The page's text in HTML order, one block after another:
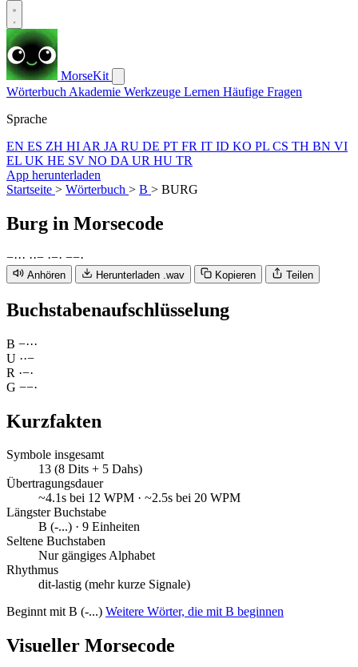
MorseKit
Wörterbuch Akademie Werkzeuge Lernen Häufige Fragen
Sprache
EN ES ZH HI AR JA RU DE PT FR IT ID KO PL CS TH BN VI
EL UK HE SV NO DA UR HU TR
App herunterladen
Startseite > Wörterbuch > B > BURG
Burg in Morsecode
−··· ··− ·−· −−·
Anhören Herunterladen .wav Kopieren Teilen
Buchstabenaufschlüsselung
B −···
U ··−
R ·−·
G −−·
Kurzfakten
Symbole insgesamt
13 (8 Dits + 5 Dahs)
Übertragungsdauer
~4.1s bei 12 WPM · ~2.5s bei 20 WPM
Längster Buchstabe
B (-...) · 9 Einheiten
Seltene Buchstaben
Nur gängiges Alphabet
Rhythmus
dit-lastig (mehr kurze Signale)
Beginnt mit B (-...) Weitere Wörter, die mit B beginnen
Visueller Morsecode